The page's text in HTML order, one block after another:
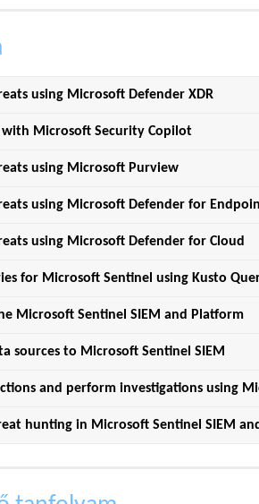
using Microsoft Defender XDR
Microsoft Security Copilot
using Microsoft Purview
using Microsoft Defender for
using Microsoft Defender for Cloud
for Microsoft Sentinel using Kusto
Microsoft Sentinel SIEM and Platform
sources to Microsoft Sentinel SIEM
and perform investigations using
hunting in Microsoft Sentinel SIEM